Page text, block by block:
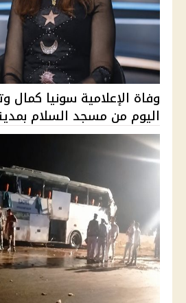
وفاة الإعلامية سونيا كمال
اليوم من مسجد السلام